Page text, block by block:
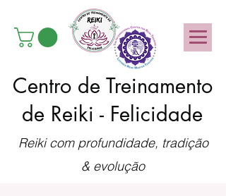
Centro de Treinamento
de Reiki - Felicidade
Reiki com profundidade, tradição
& evolução